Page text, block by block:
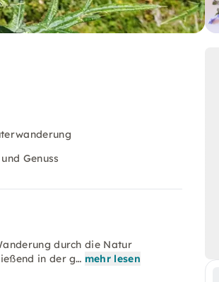
Genuss
durch die Natur
in der g… mehr lesen